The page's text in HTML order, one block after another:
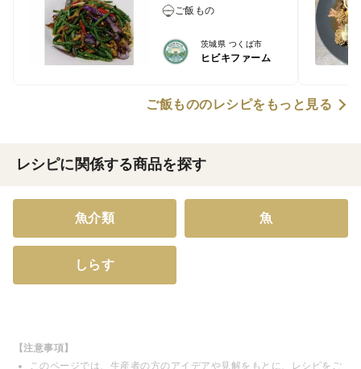
ご飯もの
茨城県 つくば市
ヒビキファーム
ご飯もののレシピをもっと見る
レシピに関係する商品を探す
魚介類 魚
しらす
【注意事項】
このページでは、生産者の方のアイデアや見解をもとに、レシピをご